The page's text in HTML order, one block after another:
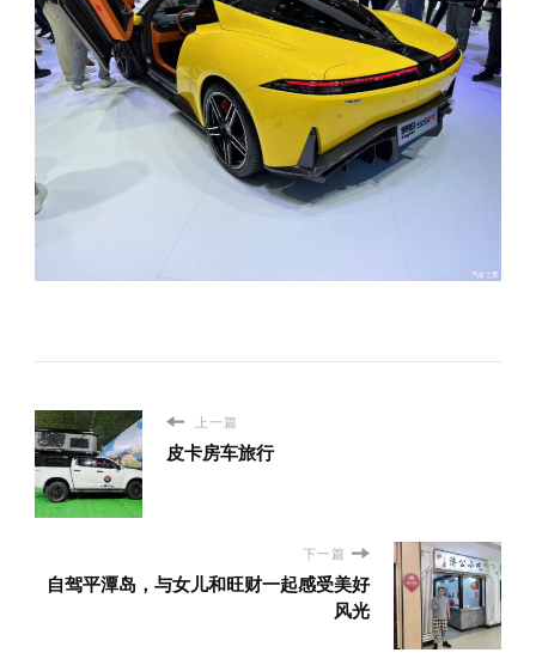
上一篇
皮卡房车旅行
下一篇
自驾平潭岛，与女儿和旺财一起感受美好
风光